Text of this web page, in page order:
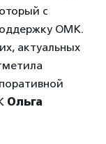
с
ОМК.
актуальных
Ольга